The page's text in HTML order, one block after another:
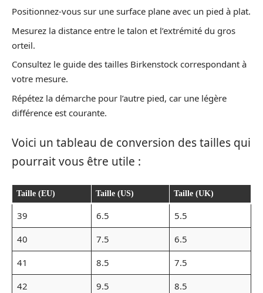
Positionnez-vous sur une surface plane avec un pied à plat.
Mesurez la distance entre le talon et l’extrémité du gros
orteil.
Consultez le guide des tailles Birkenstock correspondant à
votre mesure.
Répétez la démarche pour l’autre pied, car une légère
différence est courante.
Voici un tableau de conversion des tailles qui
pourrait vous être utile :
Taille (EU) Taille (US) Taille (UK)
39 6.5
5.5
40
7.5
6.5
41
8.5
7.5
42
9.5 8.5